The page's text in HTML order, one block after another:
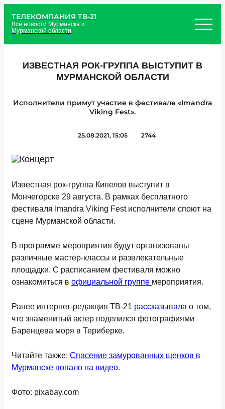
ТЕЛЕКОМПАНИЯ ТВ-21
Все новости Мурманска и
Мурманской области
ИЗВЕСТНАЯ РОК-ГРУППА ВЫСТУПИТ В
МУРМАНСКОЙ ОБЛАСТИ
Исполнители примут участие в фестивале «Imandra
Viking Fest».
25.08.2021, 15:05 2744
Известная рок-группа Кипелов выступит в
Мончегорске 29 августа. В рамках бесплатного
фестиваля Imandra Viking Fest исполнители споют на
сцене Мурманской области.
В программе мероприятия будут организованы
различные мастер-классы и развлекательные
площадки. С расписанием фестиваля можно
ознакомиться в официальной группе мероприятия.
Ранее интернет-редакция ТВ-21 рассказывала о том,
что знаменитый актер поделился фотографиями
Баренцева моря в Териберке.
Читайте также: Спасение замурованных щенков в
Мурманске попало на видео.
Фото: pixabay.com